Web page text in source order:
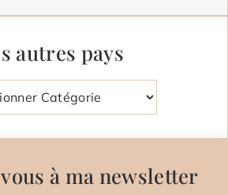
autres pays
à ma newsletter